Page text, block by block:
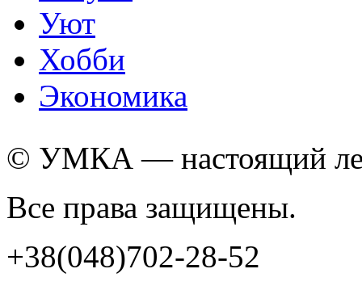
Уют
Хобби
Экономика
© УМКА — настоящий
Все права защищены.
+38(048)702-28-52